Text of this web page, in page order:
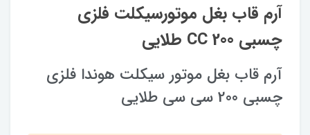
آرم قاب بغل موتورسیکلت فلزی
چسبی 200 CC طلایی
آرم قاب بغل موتور سیکلت هوندا فلزی
چسبی 200 سی سی طلایی